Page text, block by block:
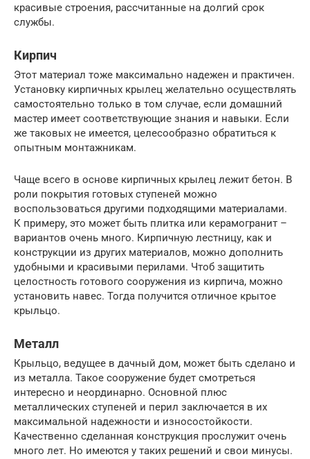
красивые строения, рассчитанные на долгий срок
службы.
Кирпич
Этот материал тоже максимально надежен и практичен.
Установку кирпичных крылец желательно осуществлять
самостоятельно только в том случае, если домашний
мастер имеет соответствующие знания и навыки. Если
же таковых не имеется, целесообразно обратиться к
опытным монтажникам.
Чаще всего в основе кирпичных крылец лежит бетон. В
роли покрытия готовых ступеней можно
воспользоваться другими подходящими материалами.
К примеру, это может быть плитка или керамогранит –
вариантов очень много. Кирпичную лестницу, как и
конструкции из других материалов, можно дополнить
удобными и красивыми перилами. Чтоб защитить
целостность готового сооружения из кирпича, можно
установить навес. Тогда получится отличное крытое
крыльцо.
Металл
Крыльцо, ведущее в дачный дом, может быть сделано и
из металла. Такое сооружение будет смотреться
интересно и неординарно. Основной плюс
металлических ступеней и перил заключается в их
максимальной надежности и износостойкости.
Качественно сделанная конструкция прослужит очень
много лет. Но имеются у таких решений и свои минусы.